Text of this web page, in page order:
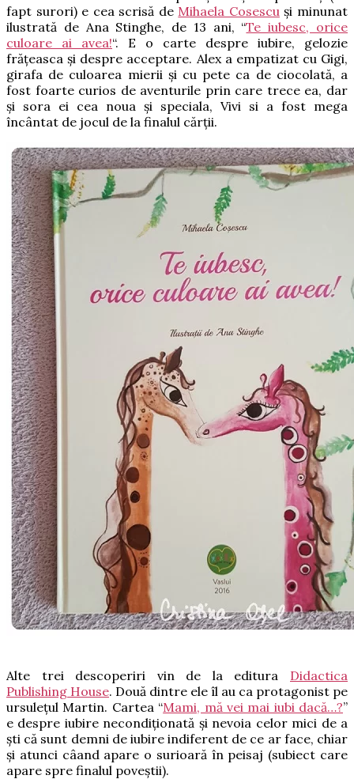
fapt surori) e cea scrisă de Mihaela Cosescu și minunat
ilustrată de Ana Stinghe, de 13 ani, “Te iubesc, orice
culoare ai avea!“. E o carte despre iubire, gelozie
frățeasca și despre acceptare. Alex a empatizat cu Gigi,
girafa de culoarea mierii și cu pete ca de ciocolată, a
fost foarte curios de aventurile prin care trece ea, dar
și sora ei cea noua și speciala, Vivi si a fost mega
încântat de jocul de la finalul cărții.
Alte trei descoperiri vin de la editura Didactica
Publishing House. Două dintre ele îl au ca protagonist pe
ursulețul Martin. Cartea “Mami, mă vei mai iubi dacă…?”
e despre iubire necondiționată și nevoia celor mici de a
ști că sunt demni de iubire indiferent de ce ar face, chiar
și atunci câand apare o surioară în peisaj (subiect care
apare spre finalul poveștii).